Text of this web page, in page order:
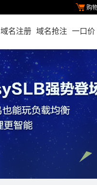
购
域名注册 域名抢注 一口价